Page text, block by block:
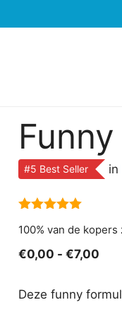
#5 Best Seller in
100% van de
€0,00 - €7,00
tot
Deze funny